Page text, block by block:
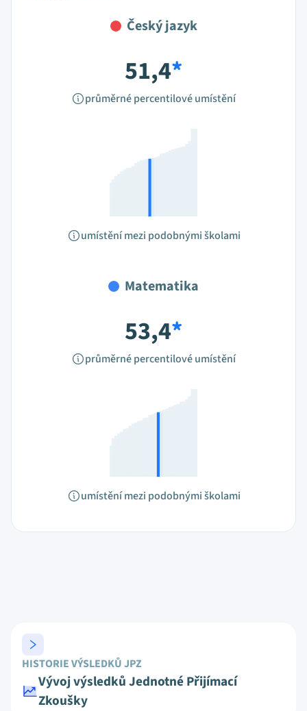
Český jazyk
51,4*
průměrné percentilové umístění
umístění mezi podobnými školami
Matematika
53,4*
průměrné percentilové umístění
umístění mezi podobnými školami
HISTORIE VÝSLEDKŮ JPZ
Vývoj výsledků Jednotné Přijímací
Zkoušky